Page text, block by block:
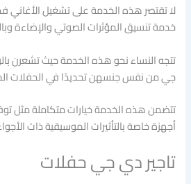
لا تقتصر هذه الخدمة على تشغيل
خدمة تنسيق المؤثرات الصوتي والإضاءة
تتجه النساء نحو هذه الخدمة حيث تشعرن
جي من نفس جنسهن تحديدًا في الحفلات
تتضمن هذه الخدمة خيارات متكاملة مثل
أجهزة خاصة بالتأثيرات الموسيقية ذات
تاجير دي جي حفلات